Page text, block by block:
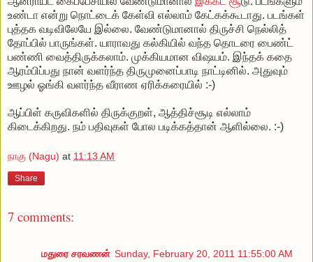
உண்டா என்று நொட்டைக் கேள்வி எல்லாம் கேட்கக்கூடாது. படங்கள்
புத்தக வடிவிலேயே இல்லை. வேண்டுமானால் திருச்சி நெல்லித்
தோப்பில் பாருங்கள். யாராவது கல்கியில் வந்த தொடரை பைண்ட்
பண்ணி வைத்திருக்கலாம். முக்கியமான விஷயம். இந்தக் கதை
ஆரம்பிப்பது நான் வளர்ந்த திருமுனைப்பாடி நாட்டினில். அதுவும்
ஊழல் ஓங்கி வளர்ந்த வீராண ஏரிக்கரையில் :-)
ஆப்பிள் கருவிகளில் திருக்குறள், ஆத்திச்சூடி எல்லாம்
கிடைக்கிறது. நம் பதிவுகள் போல படிக்கத்தான் ஆளில்லை. :-)
நாகு (Nagu) at 11:13 AM
Share
7 comments:
மதுரை சரவணன் Sunday, February 20, 2011 11:55:00 AM